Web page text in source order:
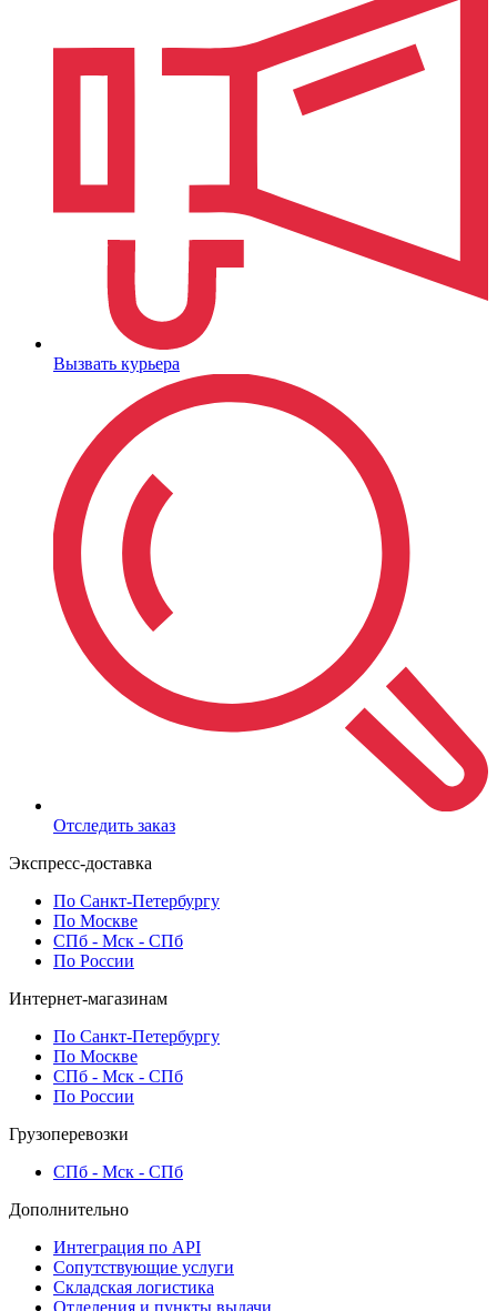
Вызвать курьера
Отследить заказ
Экспресс-доставка
По Санкт-Петербургу
По Москве
СПб - Мск - СПб
По России
Интернет-магазинам
По Санкт-Петербургу
По Москве
СПб - Мск - СПб
По России
Грузоперевозки
СПб - Мск - СПб
Дополнительно
Интеграция по API
Сопутствующие услуги
Складская логистика
Отделения и пункты выдачи